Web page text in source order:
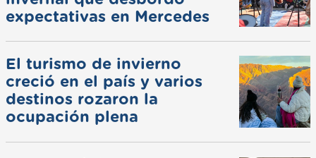
expectativas en Mercedes
El turismo de invierno
creció en el país y varios
destinos rozaron la
ocupación plena